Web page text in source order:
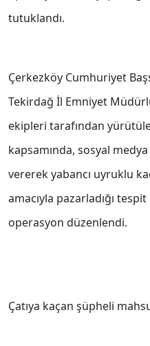
tutuklandı.
Çerkezköy Cumhuriyet
Tekirdağ İl Emniyet
ekipleri tarafından
kapsamında, sosyal
vererek yabancı uyruklu
amacıyla pazarladığı
operasyon düzenlendi.
Çatıya kaçan şüpheli